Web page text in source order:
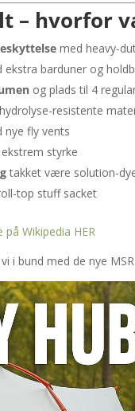
– hvorfor
med heavy-
ekstra barduner og
og plads til 4
resistente
nye fly vents
styrke
takket være solution-
top stuff sacket
Wikipedia HER
i bund med de nye